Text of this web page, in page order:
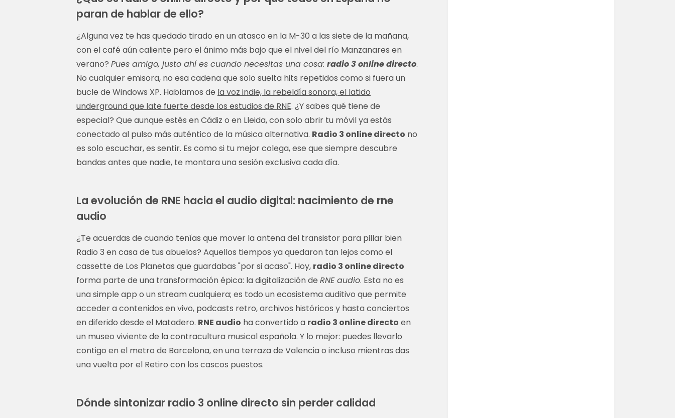
paran de hablar de ello?
¿Alguna vez te has quedado tirado en un atasco en la M-30 a las siete de la mañana,
con el café aún caliente pero el ánimo más bajo que el nivel del río Manzanares en
verano? Pues amigo, justo ahí es cuando necesitas una cosa: radio 3 online directo.
No cualquier emisora, no esa cadena que solo suelta hits repetidos como si fuera un
bucle de Windows XP. Hablamos de la voz indie, la rebeldía sonora, el latido
underground que late fuerte desde los estudios de RNE. ¿Y sabes qué tiene de
especial? Que aunque estés en Cádiz o en Lleida, con solo abrir tu móvil ya estás
conectado al pulso más auténtico de la música alternativa. Radio 3 online directo no
es solo escuchar, es sentir. Es como si tu mejor colega, ese que siempre descubre
bandas antes que nadie, te montara una sesión exclusiva cada día.
La evolución de RNE hacia el audio digital: nacimiento de rne
audio
¿Te acuerdas de cuando tenías que mover la antena del transistor para pillar bien
Radio 3 en casa de tus abuelos? Aquellos tiempos ya quedaron tan lejos como el
cassette de Los Planetas que guardabas "por si acaso". Hoy, radio 3 online directo
forma parte de una transformación épica: la digitalización de RNE audio. Esta no es
una simple app o un stream cualquiera; es todo un ecosistema auditivo que permite
acceder a contenidos en vivo, podcasts retro, archivos históricos y hasta conciertos
en diferido desde el Matadero. RNE audio ha convertido a radio 3 online directo en
un museo viviente de la contracultura musical española. Y lo mejor: puedes llevarlo
contigo en el metro de Barcelona, en una terraza de Valencia o incluso mientras das
una vuelta por el Retiro con los cascos puestos.
Dónde sintonizar radio 3 online directo sin perder calidad